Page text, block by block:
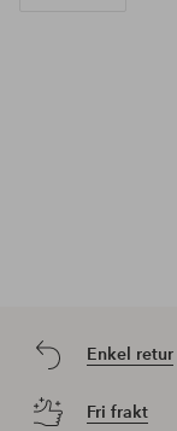
Enkel retur
Fri frakt